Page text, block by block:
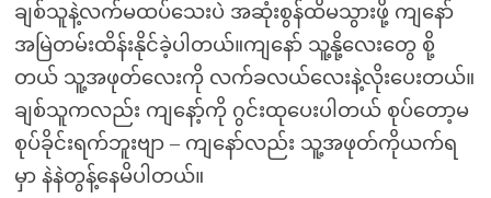
ချစ်သူနဲ့လက်မထပ်သေးပဲ အဆုံးစွန်ထိမသွားဖို့ ကျနော်
အမြဲတမ်းထိန်းနိုင်ခဲ့ပါတယ်။ကျနော် သူ့နို့လေးတွေ စို့
တယ် သူ့အဖုတ်လေးကို လက်ခလယ်လေးနဲ့လိုးပေးတယ်။
ချစ်သူကလည်း ကျနော့်ကို ဂွင်းထုပေးပါတယ် စုပ်တော့မ
စုပ်ခိုင်းရက်ဘူးဗျာ – ကျနော်လည်း သူ့အဖုတ်ကိုယက်ရ
မှာ နဲနဲတွန့်နေမိပါတယ်။